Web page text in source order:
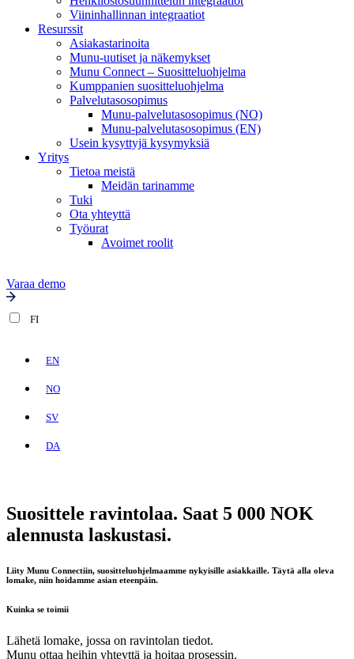
Viininhallinnan integraatiot
Resurssit
Asiakastarinoita
Munu-uutiset ja näkemykset
Munu Connect – Suositteluohjelma
Kumppanien suositteluohjelma
Palvelutasosopimus
Munu-palvelutasosopimus (NO)
Munu-palvelutasosopimus (EN)
Usein kysyttyjä kysymyksiä
Yritys
Tietoa meistä
Meidän tarinamme
Tuki
Ota yhteyttä
Työurat
Avoimet roolit
Varaa demo
FI
EN
NO
SV
DA
Suosittele ravintolaa. Saat 5 000 NOK
alennusta laskustasi.
Liity Munu Connectiin, suositteluohjelmaamme nykyisille asiakkaille. Täytä alla oleva
lomake, niin hoidamme asian eteenpäin.
Kuinka se toimii
Lähetä lomake, jossa on ravintolan tiedot.
Munu ottaa heihin yhteyttä ja hoitaa prosessin.